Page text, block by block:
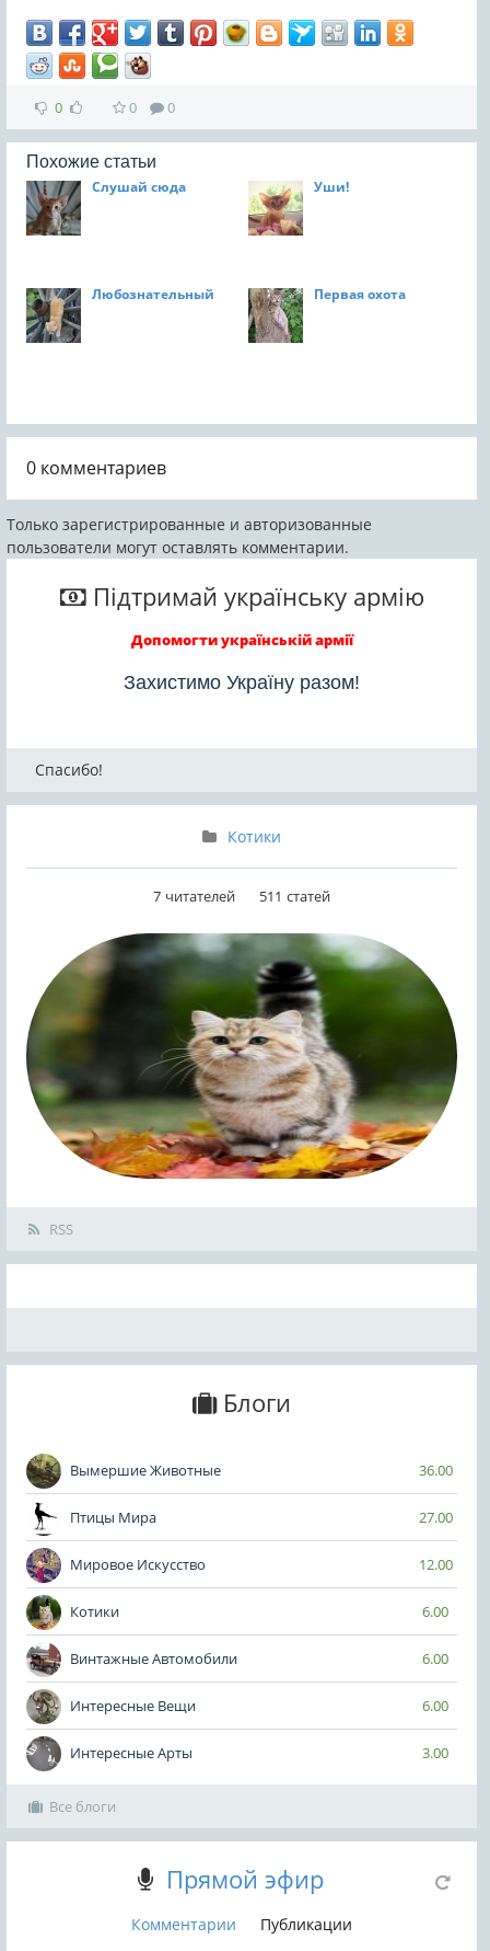
0 0 0
Похожие статьи
Слушай сюда
Уши!
Любознательный Первая охота
0 комментариев
Только зарегистрированные и авторизованные
пользователи могут оставлять комментарии.
Підтримай українську армію
Допомогти українській армії
Захистимо Україну разом!
Спасибо!
Котики
7 читателей 511 статей
RSS
Блоги
Вымершие Животные 36.00
Птицы Мира 27.00
Мировое Искусство 12.00
Котики 6.00
Винтажные Автомобили 6.00
Интересные Вещи 6.00
Интересные Арты 3.00
Все блоги
Прямой эфир
Комментарии Публикации